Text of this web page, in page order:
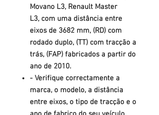
Movano L3, Renault Master
L3, com uma distância entre
eixos de 3682 mm, (RD) com
rodado duplo, (TT) com tracção a
trás, (FAP) fabricados a partir do
ano de 2010.
- Verifique correctamente a
marca, o modelo, a distância
entre eixos, o tipo de tracção e o